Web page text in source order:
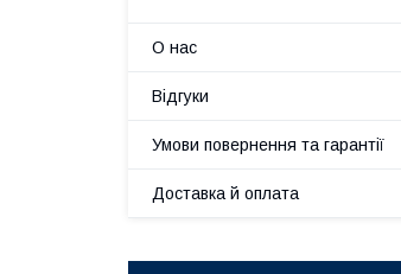
О нас
Відгуки
Умови повернення та гарантії
Доставка й оплата